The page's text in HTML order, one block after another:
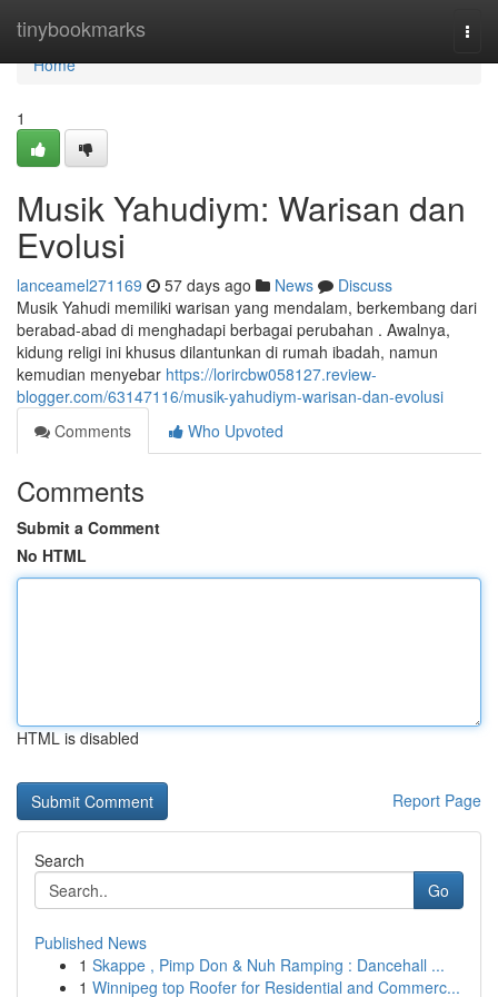
tinybookmarks
Home
Home
1
Musik Yahudiym: Warisan dan
Evolusi
lanceamel271169 57 days ago News
Discuss
Musik Yahudi memiliki warisan yang mendalam, berkembang dari
berabad-abad di menghadapi berbagai perubahan . Awalnya,
kidung religi ini khusus dilantunkan di rumah ibadah, namun
kemudian menyebar https://lorircbw058127.review-
blogger.com/63147116/musik-yahudiym-warisan-dan-evolusi
Comments
Who Upvoted
Comments
Submit a Comment
No HTML
HTML is disabled
Report Page
Search
Go
Published News
1 Skappe , Pimp Don & Nuh Ramping : Dancehall ...
1 Winnipeg top Roofer for Residential and Commerc...